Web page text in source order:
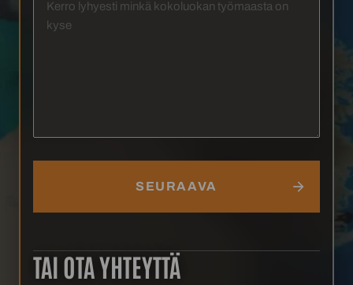
TAI OTA YHTEYTTÄ